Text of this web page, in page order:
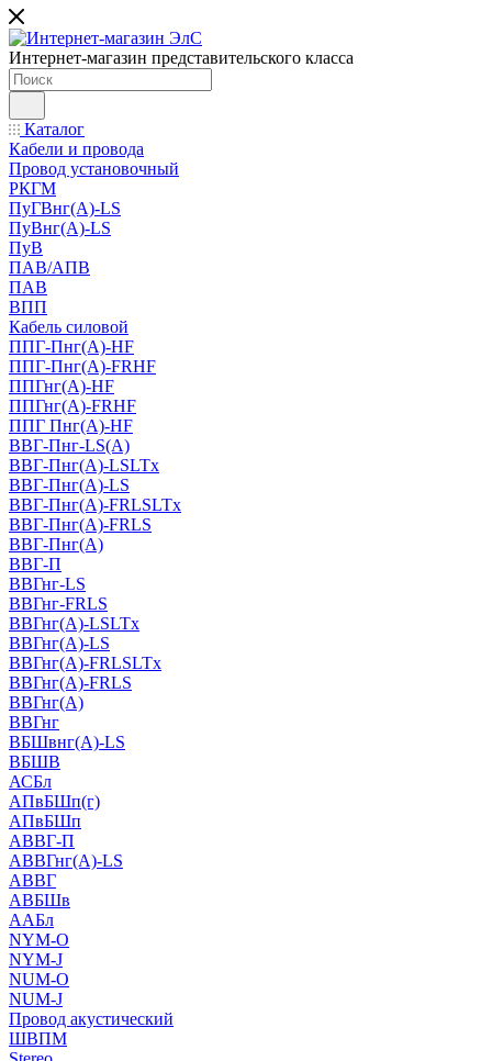
Интернет-магазин представительского класса
Каталог
Кабели и провода
Провод установочный
РКГМ
ПуГВнг(А)-LS
ПуВнг(А)-LS
ПуВ
ПАВ/АПВ
ПАВ
ВПП
Кабель силовой
ППГ-Пнг(А)-HF
ППГ-Пнг(А)-FRHF
ППГнг(А)-HF
ППГнг(А)-FRHF
ППГ Пнг(А)-HF
ВВГ-Пнг-LS(А)
ВВГ-Пнг(А)-LSLTx
ВВГ-Пнг(А)-LS
ВВГ-Пнг(А)-FRLSLTx
ВВГ-Пнг(А)-FRLS
ВВГ-Пнг(А)
ВВГ-П
ВВГнг-LS
ВВГнг-FRLS
ВВГнг(А)-LSLTx
ВВГнг(А)-LS
ВВГнг(А)-FRLSLTx
ВВГнг(А)-FRLS
ВВГнг(А)
ВВГнг
ВБШвнг(А)-LS
ВБШВ
АСБл
АПвБШп(г)
АПвБШп
АВВГ-П
АВВГнг(А)-LS
АВВГ
АВБШв
ААБл
NYM-O
NYM-J
NUM-О
NUM-J
Провод акустический
ШВПМ